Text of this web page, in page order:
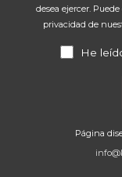
desea ejercer.
privacidad de
He
Página